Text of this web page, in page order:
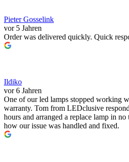
Pieter Gosselink
vor 5 Jahren
Order was delivered quickly. Quick
Ildiko
vor 6 Jahren
One of our led lamps stopped working
warranty. Tom from LEDclusive
hours and arranged a replace lamp in
how our issue was handled and fixed.